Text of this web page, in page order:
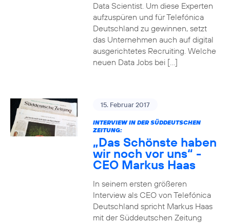
Data Scientist. Um diese Experten
aufzuspüren und für Telefónica
Deutschland zu gewinnen, setzt
das Unternehmen auch auf digital
ausgerichtetes Recruiting. Welche
neuen Data Jobs bei […]
15. Februar 2017
INTERVIEW IN DER SÜDDEUTSCHEN
ZEITUNG:
„Das Schönste haben
wir noch vor uns“ -
CEO Markus Haas
In seinem ersten größeren
Interview als CEO von Telefónica
Deutschland spricht Markus Haas
mit der Süddeutschen Zeitung